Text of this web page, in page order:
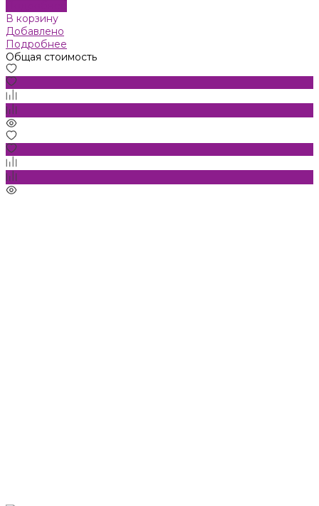
В корзину
Добавлено
Подробнее
Общая стоимость